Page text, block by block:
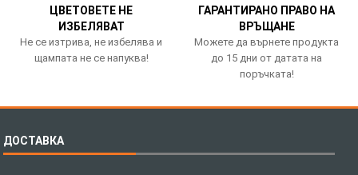
ЦВЕТОВЕТЕ НЕ
ИЗБЕЛЯВАТ
Не се изтрива, не избелява и
щампата не се напуква!
ГАРАНТИРАНО ПРАВО НА
ВРЪЩАНЕ
Можете да върнете продукта
до 15 дни от датата на
поръчката!
ДОСТАВКА